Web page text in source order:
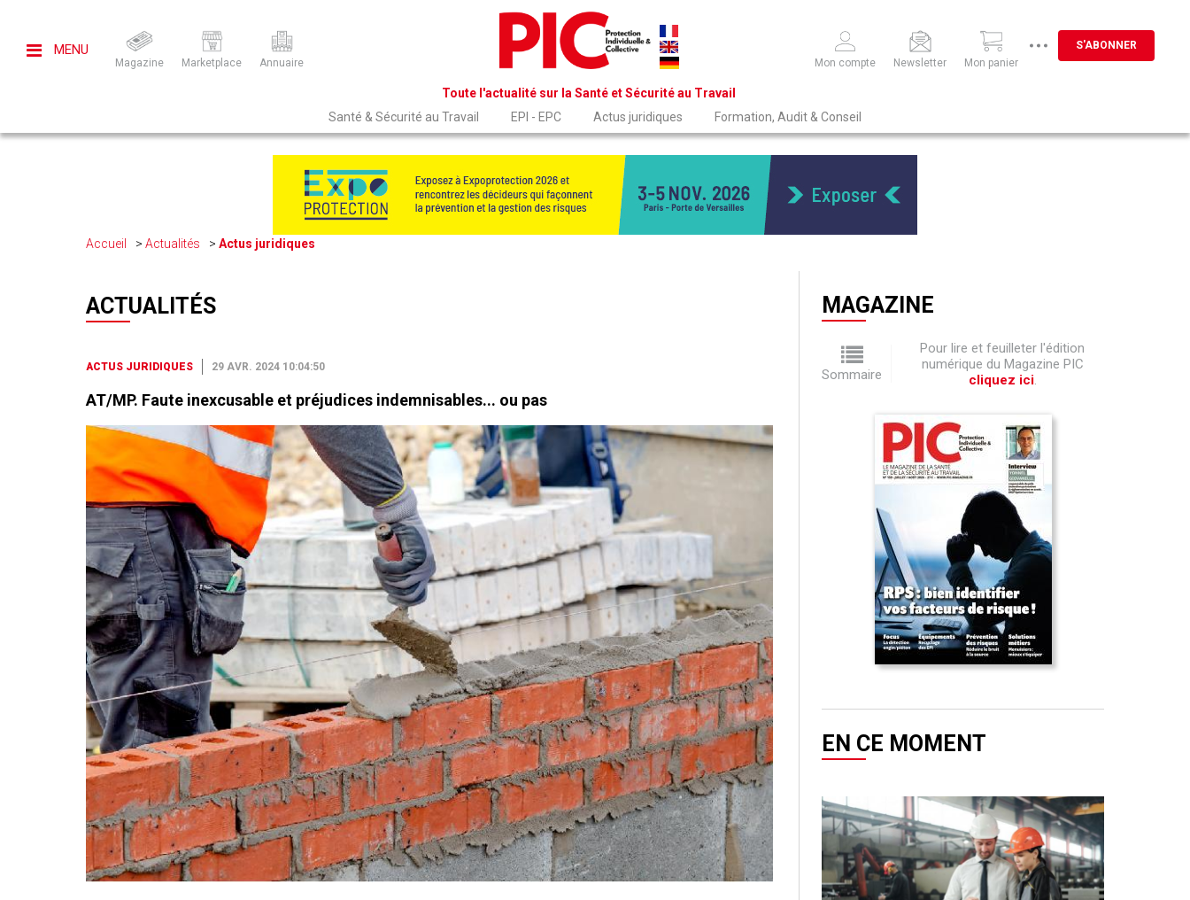
MENU
Magazine Marketplace Annuaire
Toute l'actualité sur la Santé et Sécurité au Travail
Mon compte Newsletter Mon panier
S'ABONNER
Santé & Sécurité au Travail EPI - EPC Actus juridiques Formation, Audit & Conseil
Accueil Actualités Actus juridiques
ACTUALITÉS
ACTUS JURIDIQUES 29 AVR. 2024 10:04:50
AT/MP. Faute inexcusable et préjudices indemnisables... ou pas
MAGAZINE
Sommaire
Pour lire et feuilleter l'édition
numérique du Magazine PIC
cliquez ici.
EN CE MOMENT